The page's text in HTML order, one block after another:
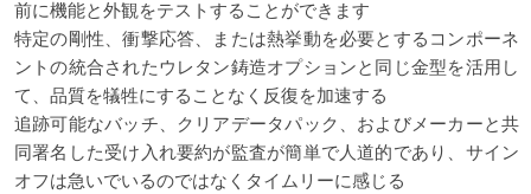
前に機能と外観をテストすることができます
特定の剛性、衝撃応答、または熱挙動を必要とするコンポーネ
ントの統合されたウレタン鋳造オプションと同じ金型を活用し
て、品質を犠牲にすることなく反復を加速する
追跡可能なバッチ、クリアデータパック、およびメーカーと共
同署名した受け入れ要約が監査が簡単で人道的であり、サイン
オフは急いでいるのではなくタイムリーに感じる